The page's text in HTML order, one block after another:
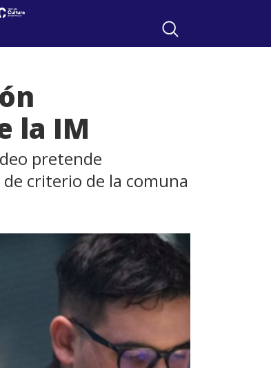
la IM
pretende
criterio de la comuna